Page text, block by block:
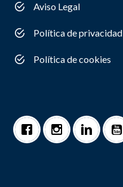
Aviso Legal
Política de privacidad
Política de cookies